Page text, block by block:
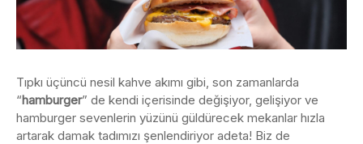
Tıpkı üçüncü nesil kahve akımı gibi, son zamanlarda
“hamburger” de kendi içerisinde değişiyor, gelişiyor ve
hamburger sevenlerin yüzünü güldürecek mekanlar hızla
artarak damak tadımızı şenlendiriyor adeta! Biz de